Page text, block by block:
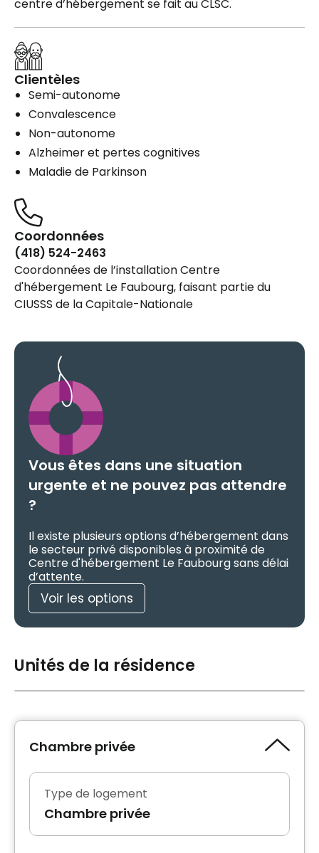
centre d’hébergement se fait au CLSC.
Clientèles
Semi-autonome
Convalescence
Non-autonome
Alzheimer et pertes cognitives
Maladie de Parkinson
Coordonnées
(418) 524-2463
Coordonnées de l’installation Centre
d'hébergement Le Faubourg, faisant partie du
CIUSSS de la Capitale-Nationale
Vous êtes dans une situation
urgente et ne pouvez pas attendre
?
Il existe plusieurs options d’hébergement dans
le secteur privé disponibles à proximité de
Centre d'hébergement Le Faubourg sans délai
d’attente.
Voir les options
Unités de la résidence
Chambre privée
Type de logement
Chambre privée